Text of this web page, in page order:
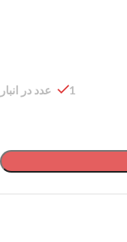
1 عدد در انبار